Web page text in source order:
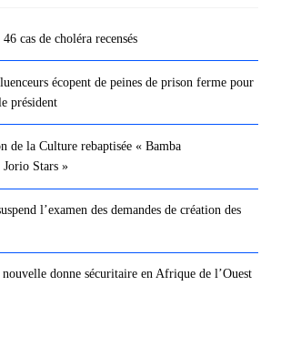
cas de choléra recensés
écopent de peines de prison ferme pour
président
de la Culture rebaptisée « Bamba
Stars »
l’examen des demandes de création des
donne sécuritaire en Afrique de l’Ouest